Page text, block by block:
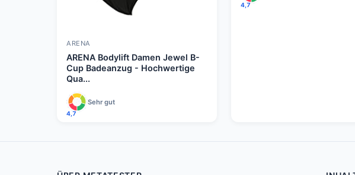
ARENA
ARENA Bodylift Damen Jewel B-
Cup Badeanzug - Hochwertige
Qua...
4,7
Sehr gut
4,7